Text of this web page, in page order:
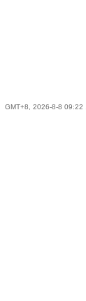
GMT+8, 2026-8-8 09:22